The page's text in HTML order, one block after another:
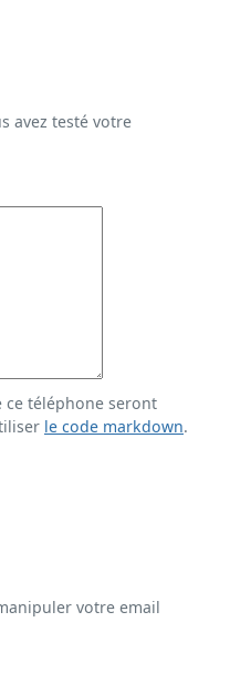
avez testé votre
ce téléphone seront
le code markdown.
votre email